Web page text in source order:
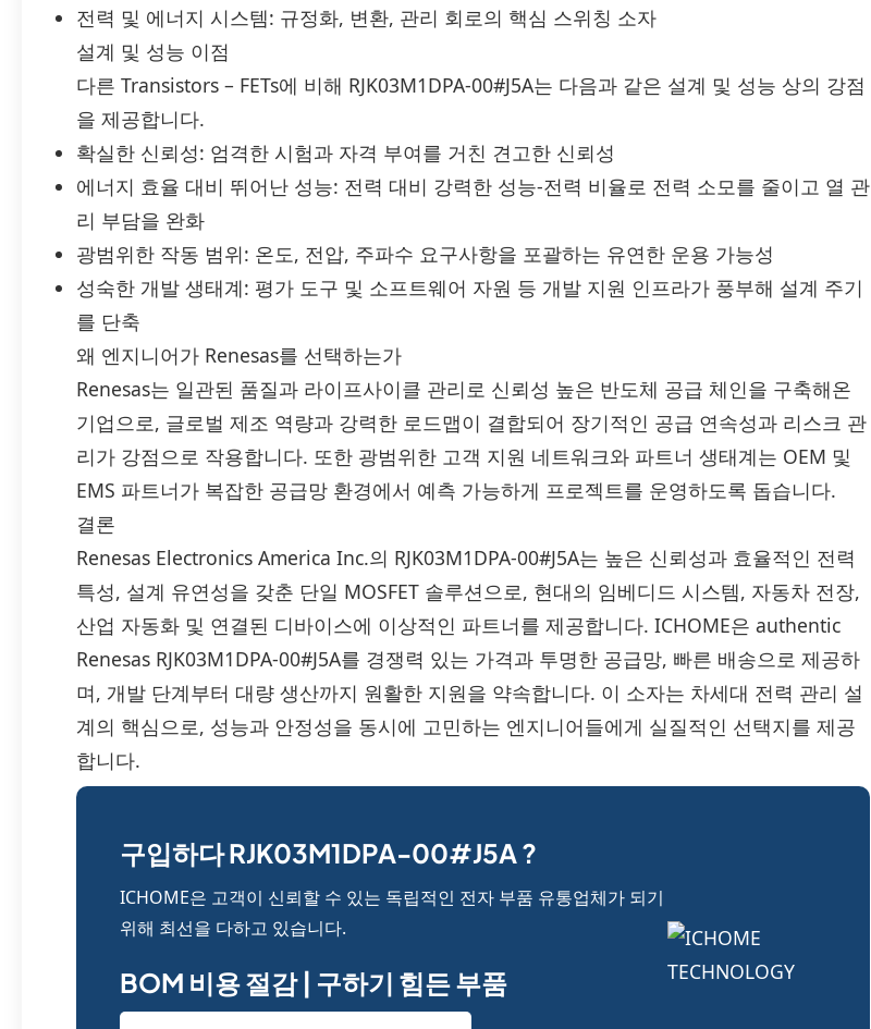
전력 및 에너지 시스템: 규정화, 변환, 관리 회로의 핵심 스위칭 소자
설계 및 성능 이점
다른 Transistors – FETs에 비해 RJK03M1DPA-00#J5A는 다음과 같은 설계 및 성능 상의 강점
을 제공합니다.
확실한 신뢰성: 엄격한 시험과 자격 부여를 거친 견고한 신뢰성
에너지 효율 대비 뛰어난 성능: 전력 대비 강력한 성능-전력 비율로 전력 소모를 줄이고 열 관
리 부담을 완화
광범위한 작동 범위: 온도, 전압, 주파수 요구사항을 포괄하는 유연한 운용 가능성
성숙한 개발 생태계: 평가 도구 및 소프트웨어 자원 등 개발 지원 인프라가 풍부해 설계 주기
를 단축
왜 엔지니어가 Renesas를 선택하는가
Renesas는 일관된 품질과 라이프사이클 관리로 신뢰성 높은 반도체 공급 체인을 구축해온
기업으로, 글로벌 제조 역량과 강력한 로드맵이 결합되어 장기적인 공급 연속성과 리스크 관
리가 강점으로 작용합니다. 또한 광범위한 고객 지원 네트워크와 파트너 생태계는 OEM 및
EMS 파트너가 복잡한 공급망 환경에서 예측 가능하게 프로젝트를 운영하도록 돕습니다.
결론
Renesas Electronics America Inc.의 RJK03M1DPA-00#J5A는 높은 신뢰성과 효율적인 전력
특성, 설계 유연성을 갖춘 단일 MOSFET 솔루션으로, 현대의 임베디드 시스템, 자동차 전장,
산업 자동화 및 연결된 디바이스에 이상적인 파트너를 제공합니다. ICHOME은 authentic
Renesas RJK03M1DPA-00#J5A를 경쟁력 있는 가격과 투명한 공급망, 빠른 배송으로 제공하
며, 개발 단계부터 대량 생산까지 원활한 지원을 약속합니다. 이 소자는 차세대 전력 관리 설
계의 핵심으로, 성능과 안정성을 동시에 고민하는 엔지니어들에게 실질적인 선택지를 제공
합니다.
구입하다 RJK03M1DPA-00#J5A ?
ICHOME은 고객이 신뢰할 수 있는 독립적인 전자 부품 유통업체가 되기
위해 최선을 다하고 있습니다.
BOM 비용 절감 | 구하기 힘든 부품